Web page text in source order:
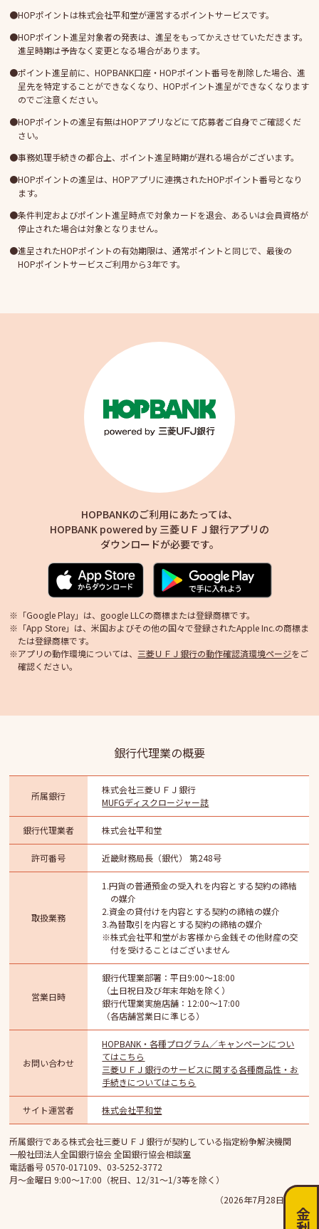
HOPポイントは株式会社平和堂が運営するポイントサービスです。
HOPポイント進呈対象者の発表は、進呈をもってかえさせていただきます。
進呈時期は予告なく変更となる場合があります。
ポイント進呈前に、HOPBANK口座・HOPポイント番号を削除した場合、進
呈先を特定することができなくなり、HOPポイント進呈ができなくなります
のでご注意ください。
HOPポイントの進呈有無はHOPアプリなどにて応募者ご自身でご確認くだ
さい。
事務処理手続きの都合上、ポイント進呈時期が遅れる場合がございます。
HOPポイントの進呈は、HOPアプリに連携されたHOPポイント番号となり
ます。
条件判定およびポイント進呈時点で対象カードを退会、あるいは会員資格が
停止された場合は対象となりません。
進呈されたHOPポイントの有効期限は、通常ポイントと同じで、最後の
HOPポイントサービスご利用から3年です。
HOPBANKのご利用にあたっては、
HOPBANK powered by 三菱ＵＦＪ銀行アプリの
ダウンロードが必要です。
「Google Play」は、google LLCの商標または登録商標です。
「App Store」は、米国およびその他の国々で登録されたApple Inc.の商標ま
たは登録商標です。
アプリの動作環境については、三菱ＵＦＪ銀行の動作確認済環境ページをご
確認ください。
銀行代理業の概要
所属銀行
株式会社三菱ＵＦＪ銀行
MUFGディスクロージャー誌
銀行代理業者 株式会社平和堂
許可番号 近畿財務局長（銀代） 第248号
取扱業務
1.円貨の普通預金の受入れを内容とする契約の締結
の媒介
2.資金の貸付けを内容とする契約の締結の媒介
3.為替取引を内容とする契約の締結の媒介
※株式会社平和堂がお客様から金銭その他財産の交
付を受けることはございません
営業日時
銀行代理業部署：平日9:00～18:00
（土日祝日及び年末年始を除く）
銀行代理業実施店舗：12:00～17:00
（各店舗営業日に準じる）
お問い合わせ
HOPBANK・各種プログラム／キャンペーンについ
てはこちら
三菱ＵＦＪ銀行のサービスに関する各種商品性・お
手続きについてはこちら
サイト運営者 株式会社平和堂
所属銀行である株式会社三菱ＵＦＪ銀行が契約している指定紛争解決機関
一般社団法人全国銀行協会 全国銀行協会相談室
電話番号 0570-017109、03-5252-3772
月～金曜日 9:00～17:00（祝日、12/31～1/3等を除く）
（2026年7月28日現在）